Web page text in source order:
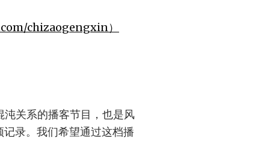
chizaogengxin）
沌关系的播客节目，也是风
录。我们希望通过这档播